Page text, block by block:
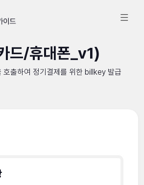
드/휴대폰_v1)
호출하여 정기결제를 위한 billkey 발급